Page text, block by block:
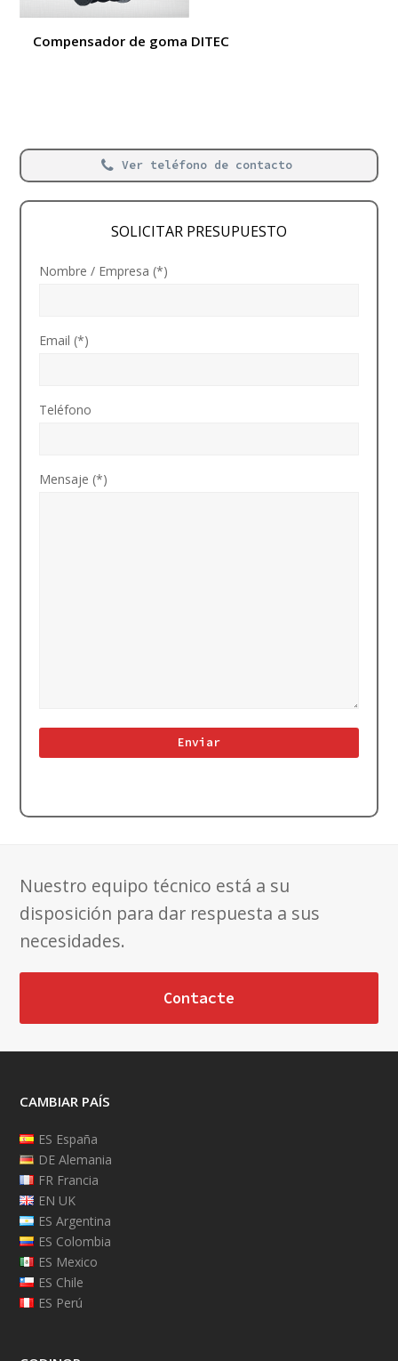
Compensador de goma DITEC
Ver teléfono de contacto
SOLICITAR PRESUPUESTO
Nombre / Empresa (*)
Email (*)
Teléfono
Mensaje (*)
Nuestro equipo técnico está a su
disposición para dar respuesta a sus
necesidades.
Contacte
CAMBIAR PAÍS
ES España
DE Alemania
FR Francia
EN UK
ES Argentina
ES Colombia
ES Mexico
ES Chile
ES Perú